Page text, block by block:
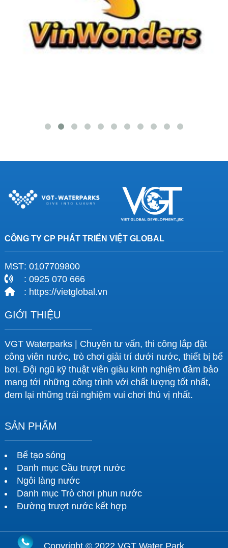
CÔNG TY CP PHÁT TRIỂN VIỆT GLOBAL
MST: 0107709800
: 0925 070 666
: https://vietglobal.vn
GIỚI THIỆU
VGT Waterparks | Chuyên tư vấn, thi công lắp đặt
công viên nước, trò chơi giải trí dưới nước, thiết bị bể
bơi. Đội ngũ kỹ thuật viên giàu kinh nghiệm đảm bảo
mang tới những công trình với chất lượng tốt nhất,
đem lại những trải nghiệm vui chơi thú vị nhất.
SẢN PHẨM
Bể tạo sóng
Danh mục Cầu trượt nước
Ngôi làng nước
Danh mục Trò chơi phun nước
Đường trượt nước kết hợp